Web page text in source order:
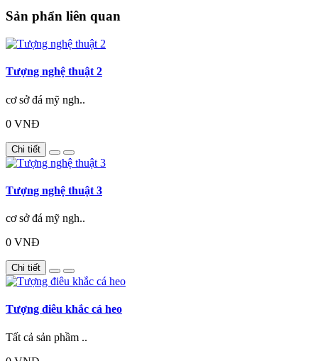
Sản phẩn liên quan
Tượng nghệ thuật 2
cơ sở đá mỹ ngh..
0 VNĐ
Chi tiết
Tượng nghệ thuật 3
cơ sở đá mỹ ngh..
0 VNĐ
Chi tiết
Tượng điêu khắc cá heo
Tất cả sản phầm ..